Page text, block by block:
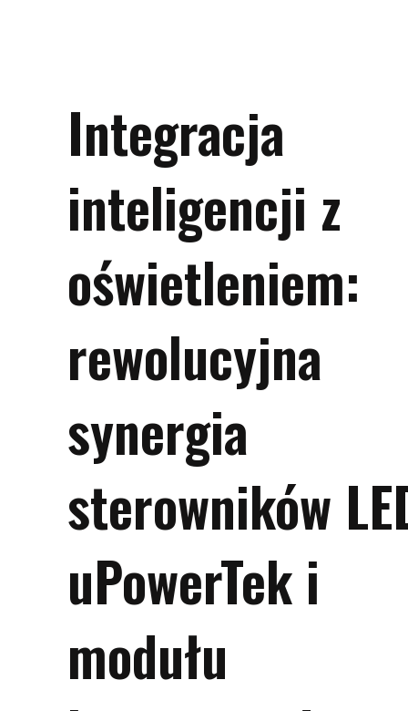
Integracja
inteligencji z
oświetleniem:
rewolucyjna
synergia
sterowników
uPowerTek i
modułu